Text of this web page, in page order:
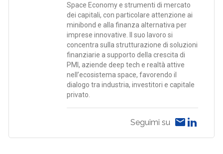
Space Economy e strumenti di mercato
dei capitali, con particolare attenzione ai
minibond e alla finanza alternativa per
imprese innovative. Il suo lavoro si
concentra sulla strutturazione di soluzioni
finanziarie a supporto della crescita di
PMI, aziende deep tech e realtà attive
nell’ecosistema space, favorendo il
dialogo tra industria, investitori e capitale
privato.
Seguimi su